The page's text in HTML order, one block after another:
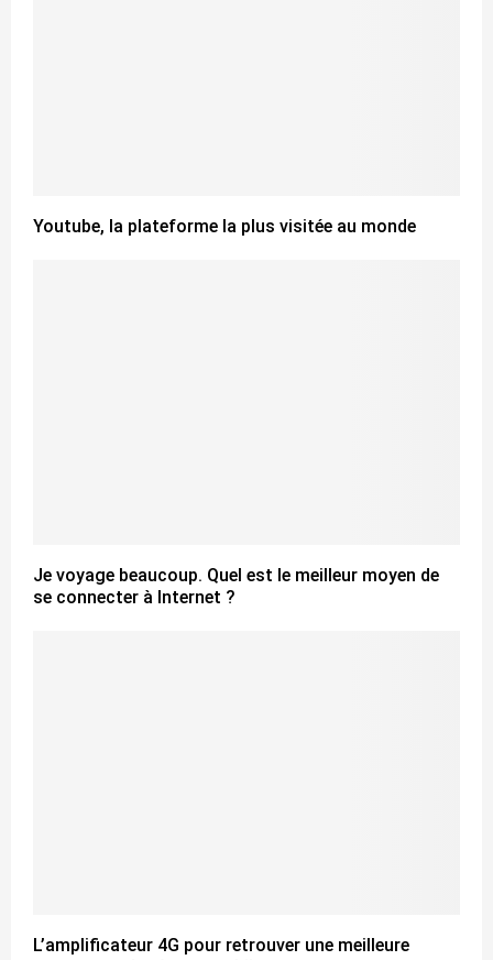
Youtube, la plateforme la plus visitée au monde
Je voyage beaucoup. Quel est le meilleur moyen de
se connecter à Internet ?
L’amplificateur 4G pour retrouver une meilleure